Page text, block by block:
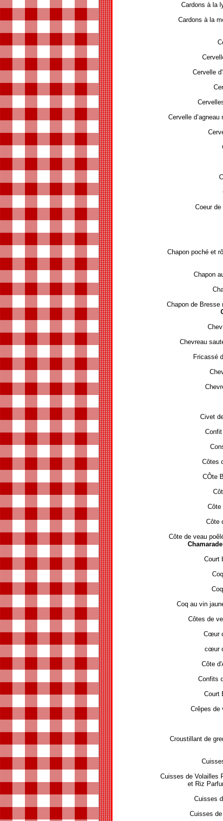
Cardons à la
Cardons à la
Cervelle
Cervelle
Coeur
Chapon poché et
Chapon
Chapon de Bresse
Chevreau
Fricassé
Civet
Côtes
CÔte
Côte
Côte
Côte de veau
Court
Coq au vin
Côtes de
Cœur
cœur
Côte
Confits
Court
Crêpes
Croustillant de
Cuisses de Volailles
et Riz
Cuisses
Cuisses